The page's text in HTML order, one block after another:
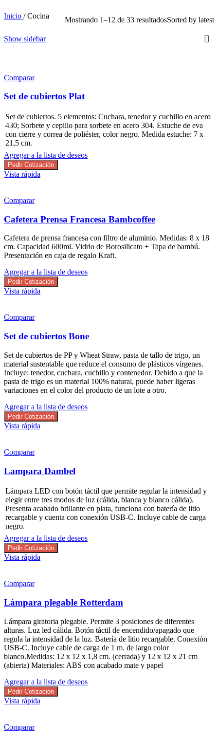
Inicio / Cocina Mostrando 1–12 de 33 resultadosSorted by latest
Show sidebar
Comparar
Set de cubiertos Plat
Set de cubiertos. 5 elementos: Cuchara, tenedor y cuchillo en acero
430; Sorbete y cepillo para sorbete en acero 304. Estuche de eva
con cierre y correa de poliéster, color negro. Medida estuche: 7 x
21,5 cm.
Agregar a la lista de deseos
Pedir Cotización
Vista rápida
Comparar
Cafetera Prensa Francesa Bambcoffee
Cafetera de prensa francesa con filtro de aluminio. Medidas: 8 x 18
cm. Capacidad 600ml. Vidrio de Borosilicato + Tapa de bambú.
Presentación en caja de regalo Kraft.
Agregar a la lista de deseos
Pedir Cotización
Vista rápida
Comparar
Set de cubiertos Bone
Set de cubiertos de PP y Wheat Straw, pasta de tallo de trigo, un
material sustentable que reduce el consumo de plásticos vírgenes.
Incluye: tenedor, cuchara, cuchillo y contenedor. Debido a que la
pasta de trigo es un material 100% natural, puede haber ligeras
variaciones en el color del producto de un lote a otro.
Agregar a la lista de deseos
Pedir Cotización
Vista rápida
Comparar
Lampara Dambel
Lámpara LED con botón táctil que permite regular la intensidad y
elegir entre tres modos de luz (cálida, blanca y blanco cálida).
Presenta acabado brillante en plata, funciona con batería de litio
recargable y cuenta con conexión USB-C. Incluye cable de carga
negro.
Agregar a la lista de deseos
Pedir Cotización
Vista rápida
Comparar
Lámpara plegable Rotterdam
Lámpara giratoria plegable. Permite 3 posiciones de diferentes
alturas. Luz led cálida. Botón táctil de encendido/apagado que
regula la intensidad de la luz. Batería de litio recargable. Conexión
USB-C. Incluye cable de carga de 1 m. de largo color
blanco.Medidas: 12 x 12 x 1,8 cm. (cerrada) y 12 x 12 x 21 cm
(abierta) Materiales: ABS con acabado mate y papel
Agregar a la lista de deseos
Pedir Cotización
Vista rápida
Comparar